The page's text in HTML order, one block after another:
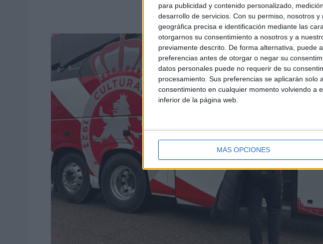
para publicidad y contenido personalizado,
desarrollo de servicios. Con su permiso, nosotros y
geográfica precisa e identificación mediante las
otorgarnos su consentimiento a nosotros y a
previamente descrito. De forma alternativa, puede
preferencias antes de otorgar o negar su
datos personales puede no requerir de su
procesamiento. Sus preferencias se aplicarán
consentimiento en cualquier momento volviendo a
inferior de la página web.
MÁS OPCIONES